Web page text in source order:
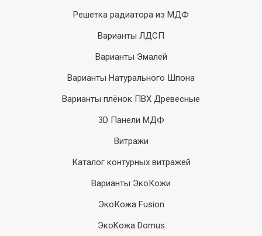
Решетка радиатора из МДФ
Варианты ЛДСП
Варианты Эмалей
Варианты Натурального Шпона
Варианты плёнок ПВХ Древесные
3D Панели МДФ
Витражи
Каталог контурных витражей
Варианты ЭкоКожи
ЭкоКожа Fusion
ЭкоKожа Domus